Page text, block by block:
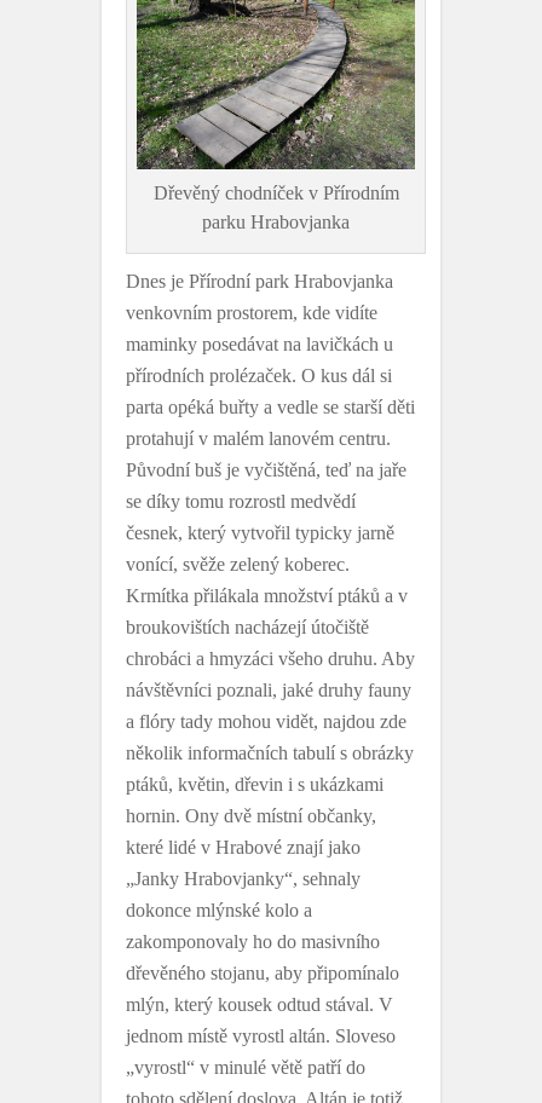
Dřevěný chodníček v Přírodním
parku Hrabovjanka
Dnes je Přírodní park Hrabovjanka
venkovním prostorem, kde vidíte
maminky posedávat na lavičkách u
přírodních prolézaček. O kus dál si
parta opéká buřty a vedle se starší děti
protahují v malém lanovém centru.
Původní buš je vyčištěná, teď na jaře
se díky tomu rozrostl medvědí
česnek, který vytvořil typicky jarně
vonící, svěže zelený koberec.
Krmítka přilákala množství ptáků a v
broukovištích nacházejí útočiště
chrobáci a hmyzáci všeho druhu. Aby
návštěvníci poznali, jaké druhy fauny
a flóry tady mohou vidět, najdou zde
několik informačních tabulí s obrázky
ptáků, květin, dřevin i s ukázkami
hornin. Ony dvě místní občanky,
které lidé v Hrabové znají jako
„Janky Hrabovjanky“, sehnaly
dokonce mlýnské kolo a
zakomponovaly ho do masivního
dřevěného stojanu, aby připomínalo
mlýn, který kousek odtud stával. V
jednom místě vyrostl altán. Sloveso
„vyrostl“ v minulé větě patří do